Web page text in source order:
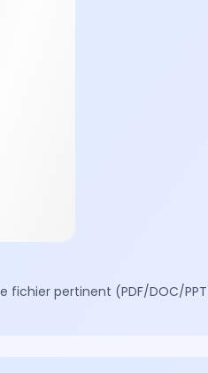
pertinent (PDF/DOC/